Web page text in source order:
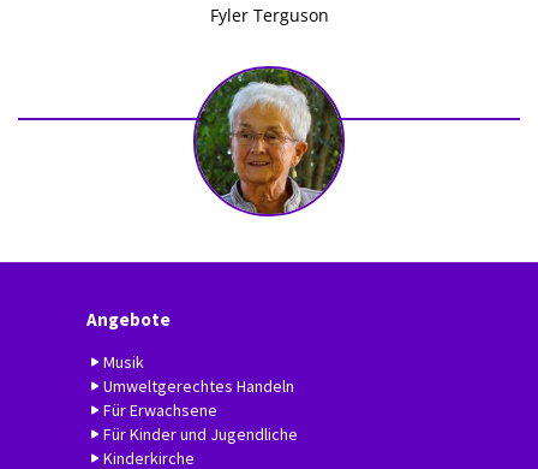
Fyler Terguson
Angebote
Musik
Umweltgerechtes Handeln
Für Erwachsene
Für Kinder und Jugendliche
Kinderkirche